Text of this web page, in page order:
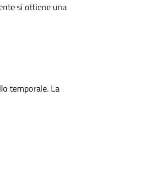
si ottiene una
temporale. La